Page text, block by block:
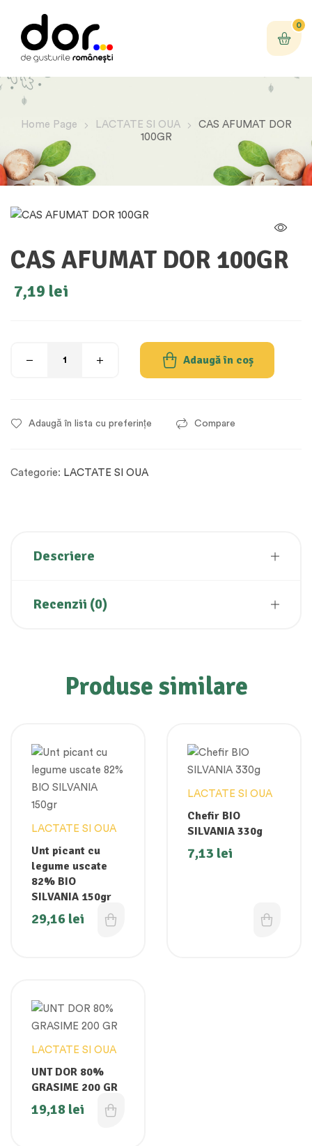
0
Home Page LACTATE SI OUA
CAS AFUMAT DOR
100GR
CAS AFUMAT DOR 100GR
7,19 lei
Adaugă în coș
Adaugă în lista cu preferințe Compare
Categorie: LACTATE SI OUA
Descriere
Recenzii (0)
Produse similare
LACTATE SI OUA
Unt picant cu
legume uscate
82% BIO
SILVANIA 150gr
29,16 lei
LACTATE SI OUA
Chefir BIO
SILVANIA 330g
7,13 lei
LACTATE SI OUA
UNT DOR 80%
GRASIME 200 GR
19,18 lei